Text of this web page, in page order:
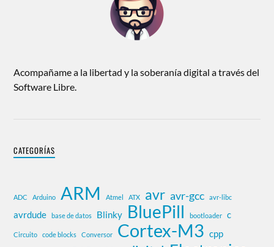
Acompañame a la libertad y la soberanía digital a través del
Software Libre.
CATEGORÍAS
ADC Arduino ARM Atmel ATX avr avr-gcc avr-libc
avrdude base de datos Blinky BluePill bootloader c
Circuito code blocks Conversor Cortex-M3 cpp